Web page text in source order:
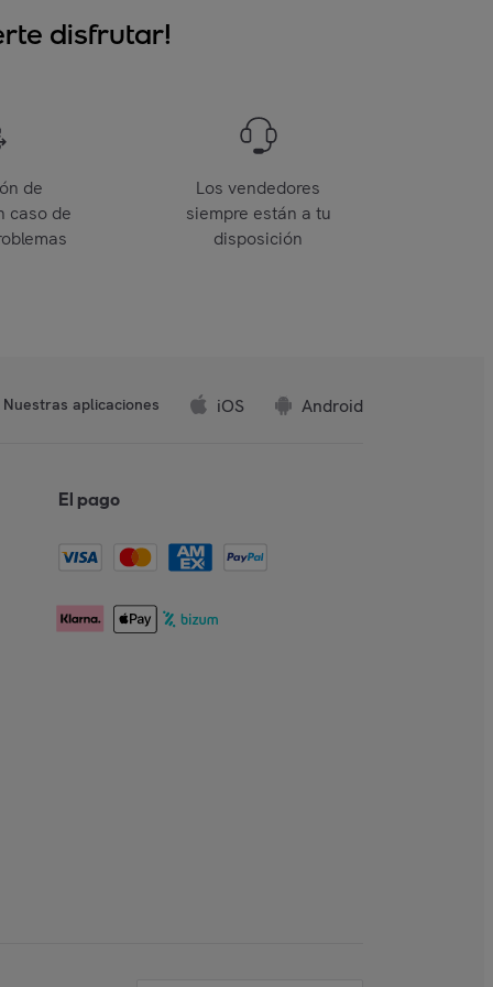
disfrutar!
de
caso de
Los vendedores
siempre están a tu
disposición
Nuestras aplicaciones iOS Android
El pago